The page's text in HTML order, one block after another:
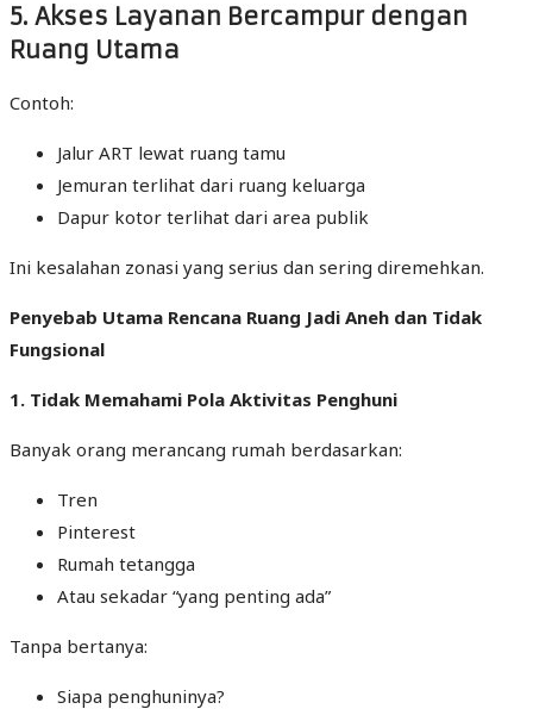
5. Akses Layanan Bercampur dengan
Ruang Utama
Contoh:
Jalur ART lewat ruang tamu
Jemuran terlihat dari ruang keluarga
Dapur kotor terlihat dari area publik
Ini kesalahan zonasi yang serius dan sering diremehkan.
Penyebab Utama Rencana Ruang Jadi Aneh dan Tidak
Fungsional
1. Tidak Memahami Pola Aktivitas Penghuni
Banyak orang merancang rumah berdasarkan:
Tren
Pinterest
Rumah tetangga
Atau sekadar “yang penting ada”
Tanpa bertanya:
Siapa penghuninya?